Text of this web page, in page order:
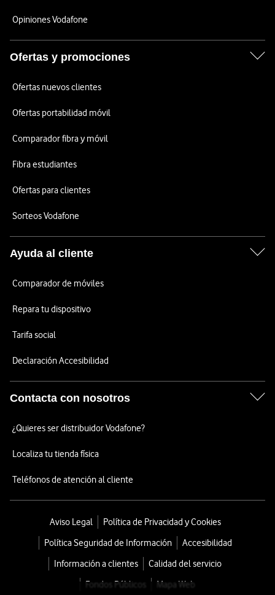
Opiniones Vodafone
Ofertas y promociones
Ofertas nuevos clientes
Ofertas portabilidad móvil
Comparador fibra y móvil
Fibra estudiantes
Ofertas para clientes
Sorteos Vodafone
Ayuda al cliente
Comparador de móviles
Repara tu dispositivo
Tarifa social
Declaración Accesibilidad
Contacta con nosotros
¿Quieres ser distribuidor Vodafone?
Localiza tu tienda física
Teléfonos de atención al cliente
Aviso Legal
Política de Privacidad y Cookies
Política Seguridad de Información
Accesibilidad
Información a clientes
Calidad del servicio
Fondos Públicos
Mapa Web